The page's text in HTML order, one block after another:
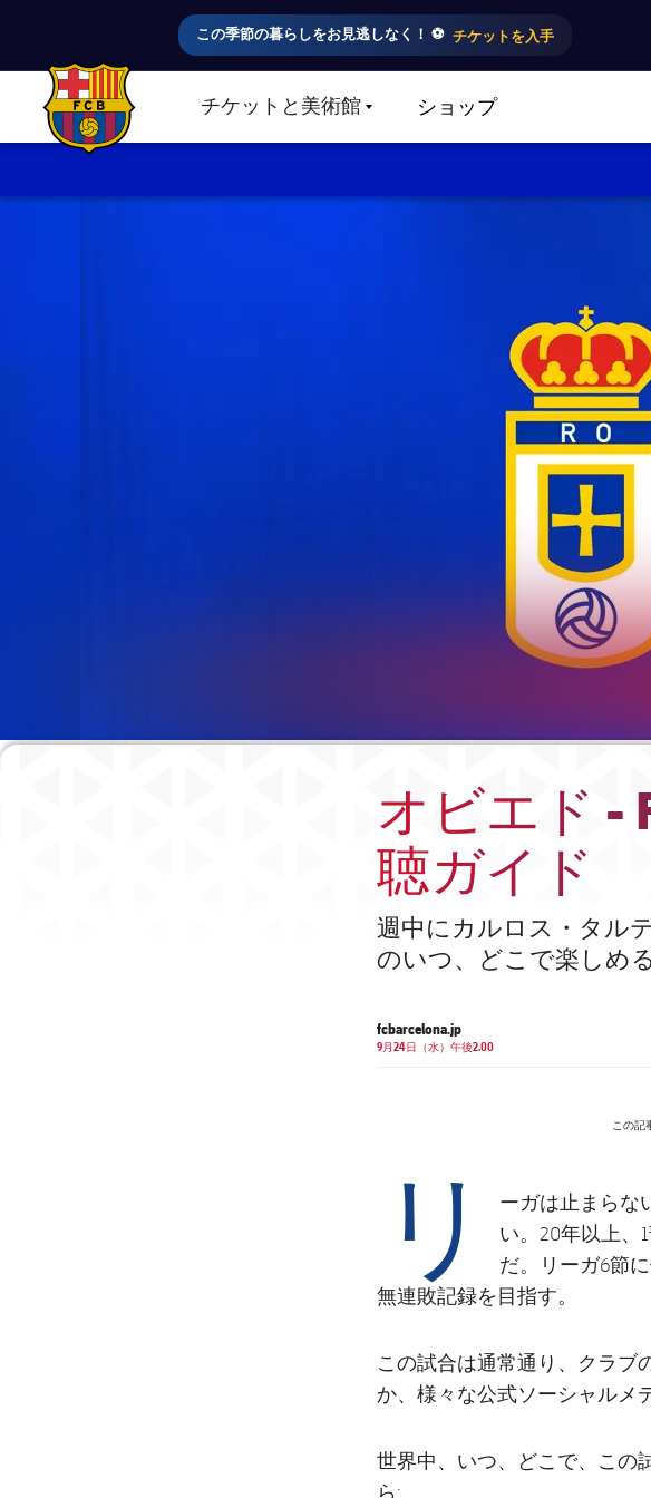
この季節の暮らしをお見逃しなく！ ⚽️ チケットを入手
FC Barcelona club badge チケットと美術館LABEL.SHARE.CARETDOWNショップ
オビエド -
聴ガイド
週中にカルロス・タル
のいつ、どこで楽しめ
fcbarcelona.jp
9月24日（水）午後2.00
この記
リ
ーガは止まらな
い。20年以上、
だ。リーガ6節
無連敗記録を目指す。
この試合は通常通り、クラブ
か、様々な公式ソーシャルメ
世界中、いつ、どこで、この
ら: